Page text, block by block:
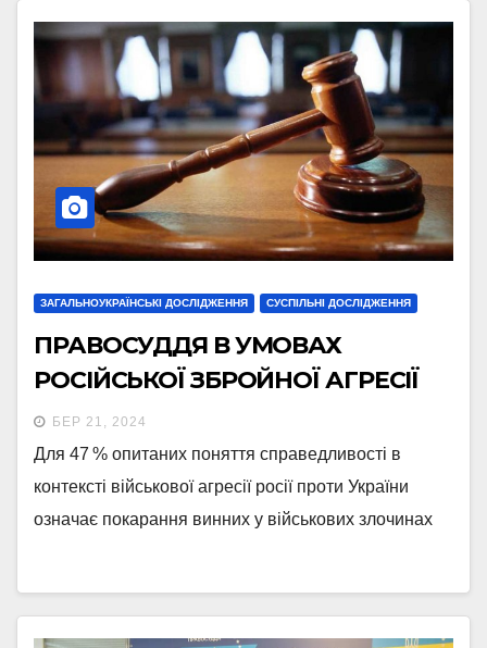
ЗАГАЛЬНОУКРАЇНСЬКІ ДОСЛІДЖЕННЯ СУСПІЛЬНІ ДОСЛІДЖЕННЯ
ПРАВОСУДДЯ В УМОВАХ
РОСІЙСЬКОЇ ЗБРОЙНОЇ АГРЕСІЇ
БЕР 21, 2024
Для 47 % опитаних поняття справедливості в
контексті військової агресії росії проти України
означає покарання винних у військових злочинах